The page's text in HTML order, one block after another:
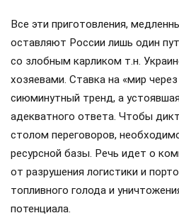
Все эти приготовления,
оставляют России лишь один
со злобным карликом т.н.
хозяевами. Ставка на «мир
сиюминутный тренд, а
адекватного ответа. Чтобы
столом переговоров,
ресурсной базы. Речь идет о
от разрушения логистики и
топливного голода и
потенциала.